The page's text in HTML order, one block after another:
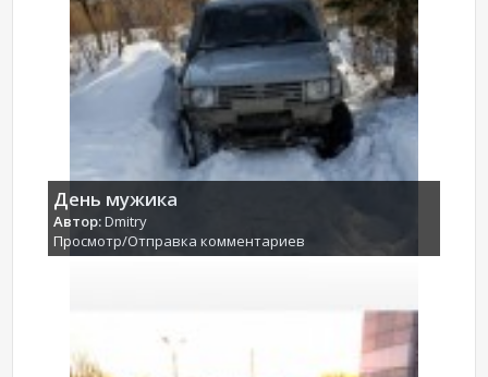
День мужика
Автор:Dmitry
Просмотр/Отправка комментариев